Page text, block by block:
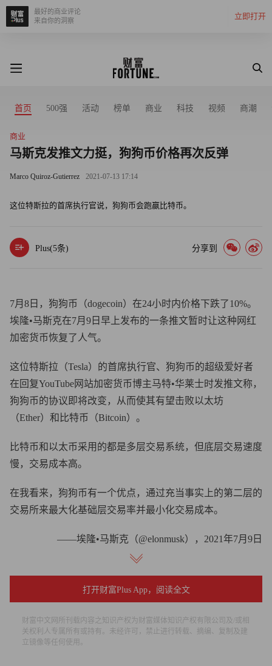
立即打开
最好的商业评论
来自你的洞察
首页 500强 活动 榜单 商业 科技 视频 商潮
商业
马斯克发推文力挺，狗狗币价格再次反弹
Marco Quiroz-Gutierrez 2021-07-13 17:14
这位特斯拉的首席执行官说，狗狗币会跑嬴比特币。
Plus(5条) 分享到
7月8日，狗狗币（dogecoin）在24小时内价格下跌了10%。
埃隆•马斯克在7月9日早上发布的一条推文暂时让这种网红
加密货币恢复了人气。
这位特斯拉（Tesla）的首席执行官、狗狗币的超级爱好者
在回复YouTube网站加密货币博主马特•华莱士时发推文称，
狗狗币的协议即将改变，从而使其有望击败以太坊
（Ether）和比特币（Bitcoin）。
比特币和以太币采用的都是多层交易系统，但底层交易速度
慢，交易成本高。
在我看来，狗狗币有一个优点，通过充当事实上的第二层的
交易所来最大化基础层交易率并最小化交易成本。
——埃隆•马斯克（@elonmusk），2021年7月9日
7月9日早晨，这位自称狗狗币超级爱好者的推文将狗狗币的
价格推高到了22美分左右。此前一天，狗狗币曾经跌至19美
分。
打开财富Plus App，阅读全文
财富中文网所刊载内容之知识产权为财富媒体知识产权有限公司及/或相
关权利人专属所有或持有。未经许可，禁止进行转载、摘编、复制及建
立镜像等任何使用。